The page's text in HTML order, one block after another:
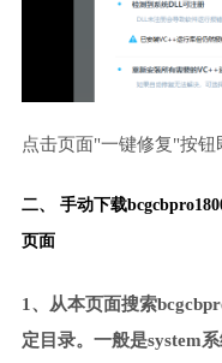
点击页面"一键修复"按钮
二、 手动下载
页面
1、从本页面搜索
定目录。一般是system